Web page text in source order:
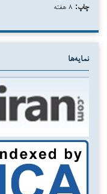
چاپ:
نمایه‌ها